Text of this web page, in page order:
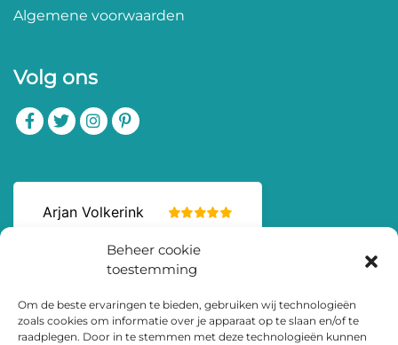
Beheer cookie
toestemming
Om de beste ervaringen te bieden, gebruiken wij technologieën
zoals cookies om informatie over je apparaat op te slaan en/of te
raadplegen. Door in te stemmen met deze technologieën kunnen
Algemene voorwaarden
Volg ons